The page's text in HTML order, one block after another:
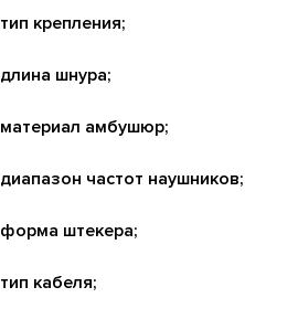
тип крепления;
длина шнура;
материал амбушюр;
диапазон частот наушников;
форма штекера;
тип кабеля;